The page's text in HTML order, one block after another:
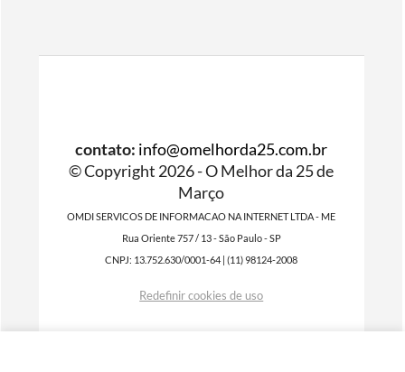
contato: info@omelhorda25.com.br
© Copyright 2026 - O Melhor da 25 de
Março
OMDI SERVICOS DE INFORMACAO NA INTERNET LTDA - ME
Rua Oriente 757 / 13 - São Paulo - SP
CNPJ: 13.752.630/0001-64 | (11) 98124-2008
Redefinir cookies de uso